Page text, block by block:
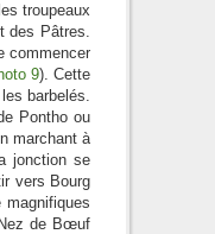
troupeaux
des Pâtres.
commencer
9). Cette
barbelés.
Pontho ou
marchant à
jonction se
vers Bourg
de Bœuf